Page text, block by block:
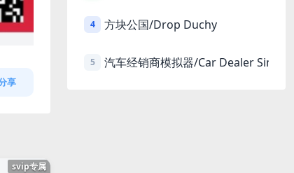
享
svip专属
4 方块公国/Drop Duchy
5 汽车经销商模拟器/Car Dealer